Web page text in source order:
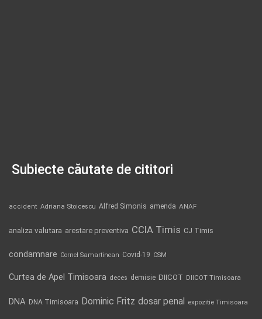
Subiecte căutate de cititori
accident Adriana Stoicescu Alfred Simonis amenda ANAF
analiza valutara arestare preventiva CCIA Timis CJ Timis
condamnare Cornel Samartinean Covid-19 CSM
Curtea de Apel Timisoara deces demisie DIICOT DIICOT Timisoara
DNA DNA Timisoara Dominic Fritz dosar penal expozitie Timisoara